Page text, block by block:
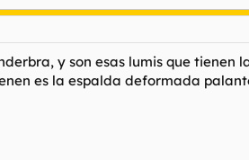
y son esas lumis que
es la espalda deformada